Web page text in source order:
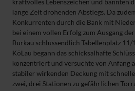
kraftvolles Lebenszeichen und bannten
lange Zeit drohenden Abstiegs. Da
Konkurrenten durch die Bank mit
bei einem vollen Erfolg zum Ausgang der
Burkau schlussendlich Tabellenplatz 11/
KöLau begann das schicksalhafte
konzentriert und versuchte von Anfang
stabiler wirkenden Deckung mit
zwei, drei Stationen zu gefährlichen